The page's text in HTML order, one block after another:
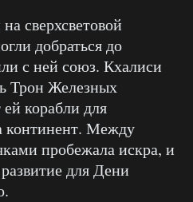
сверхсветовой
добраться до
с ней союз. Кхалиси
Трон Железных
корабли для
континент. Между
пробежала искра, и
для Дени